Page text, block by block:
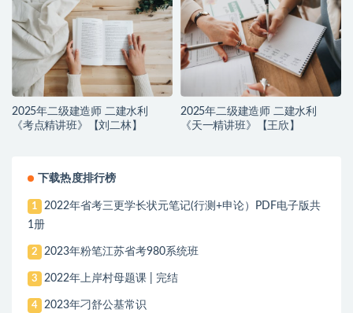
2025年二级建造师 二建水利
《考点精讲班》【刘二林】
2025年二级建造师 二建水利
《天一精讲班》【王欣】
下载热度排行榜
1
2022年省考三更学长状元笔记(行测+申论）PDF电子版共
1册
2 2023年粉笔江苏省考980系统班
3 2022年上岸村母题课 | 完结
4 2023年刁舒公基常识